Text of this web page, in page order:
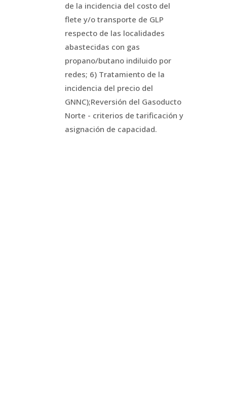
de la incidencia del costo del
flete y/o transporte de GLP
respecto de las localidades
abastecidas con gas
propano/butano indiluido por
redes; 6) Tratamiento de la
incidencia del precio del
GNNC);Reversión del Gasoducto
Norte - criterios de tarificación y
asignación de capacidad.